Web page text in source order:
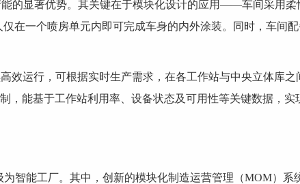
的显著优势。其关键在于模块化设计的应用——车间采用柔
在一个喷房单元内即可完成车身的内外涂装。同时，车间配
效运行，可根据实时生产需求，在各工作站与中央立体库之
，能基于工作站利用率、设备状态及可用性等关键数据，实
智能工厂。其中，创新的模块化制造运营管理（MOM）系